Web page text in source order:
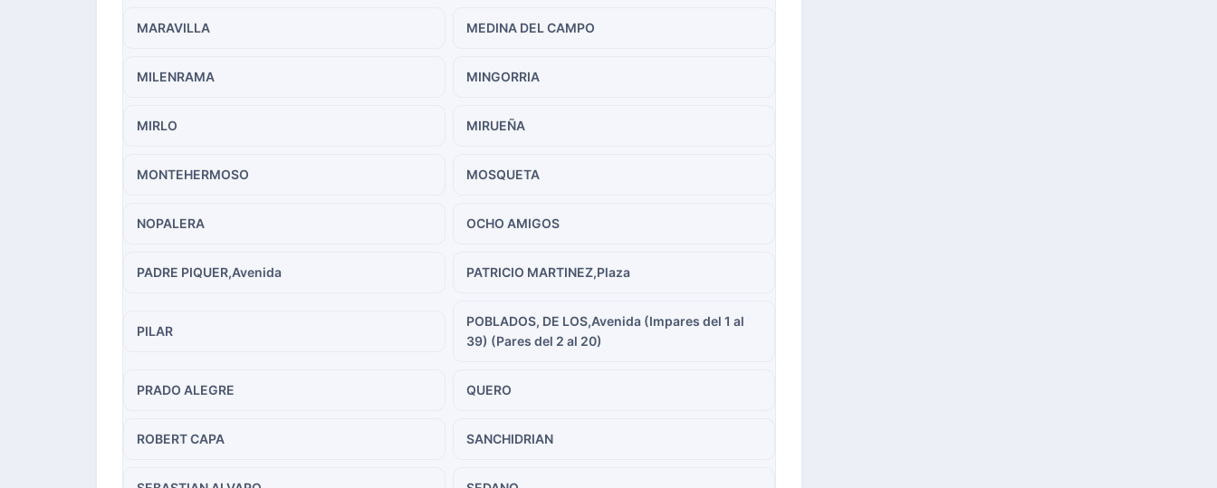
MARAVILLA MEDINA DEL CAMPO
MILENRAMA MINGORRIA
MIRLO MIRUEÑA
MONTEHERMOSO MOSQUETA
NOPALERA OCHO AMIGOS
PADRE PIQUER,Avenida PATRICIO MARTINEZ,Plaza
PILAR
POBLADOS, DE LOS,Avenida (Impares del 1 al
39) (Pares del 2 al 20)
PRADO ALEGRE QUERO
ROBERT CAPA SANCHIDRIAN